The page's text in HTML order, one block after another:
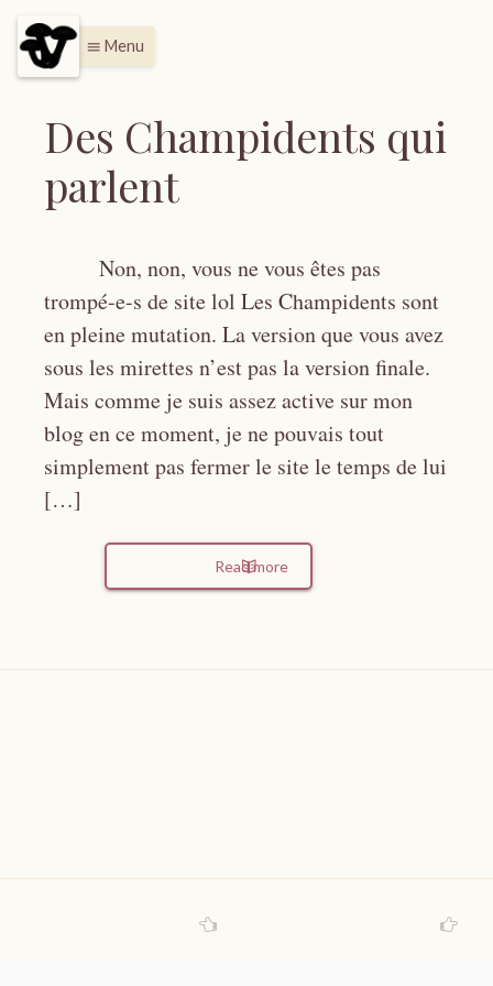
menu Menu
Des Champidents qui
parlent
Non, non, vous ne vous êtes pas
trompé-e-s de site lol Les Champidents sont
en pleine mutation. La version que vous avez
sous les mirettes n’est pas la version finale.
Mais comme je suis assez active sur mon
blog en ce moment, je ne pouvais tout
simplement pas fermer le site le temps de lui
[…]
Read more